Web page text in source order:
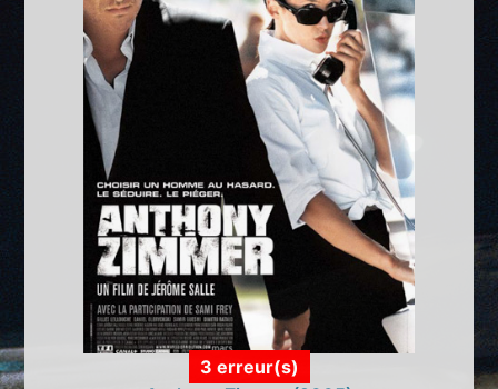
3 erreur(s)